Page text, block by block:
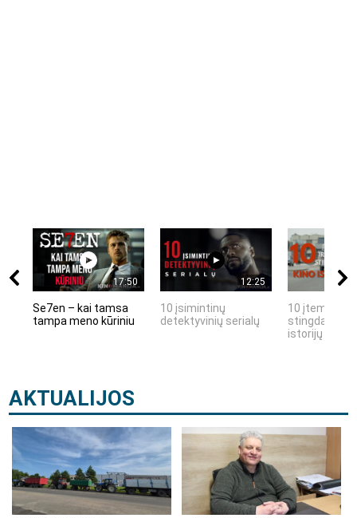
17:50
Se7en – kai tamsa
tampa meno kūriniu
12:25
10 įsimintinų
detektyvinių serialų
10 įtemptų,
stingdančių
istorijų
AKTUALIJOS